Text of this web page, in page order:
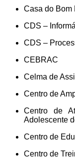
Casa do Bom
CDS –
CDS –
CEBRAC
Celma de
Centro de
Centro de
Adolescente
Centro de
Centro de